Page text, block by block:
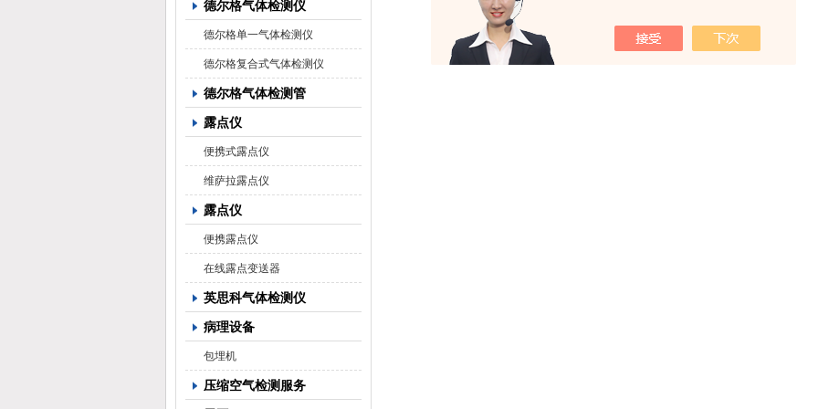
德尔格气体检测仪
德尔格单一气体检测仪
德尔格复合式气体检测仪
德尔格气体检测管
露点仪
便携式露点仪
维萨拉露点仪
露点仪
便携露点仪
在线露点变送器
英思科气体检测仪
病理设备
包埋机
压缩空气检测服务